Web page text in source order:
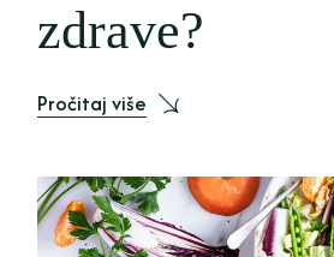
zdrave?
Pročitaj više